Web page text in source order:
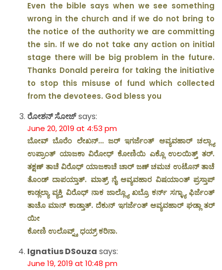
Even the bible says when we see something
wrong in the church and if we do not bring to
the notice of the authority we are committing
the sin. If we do not take any action on initial
stage there will be big problem in the future.
Thanks Donald pereira for taking the initiative
to stop this misuse of fund which collected
from the devotees. God bless you
ರೋಶನ್ ಸೋಜ್says:
June 20, 2019 at 4:53 pm
ಬೋವ್ ಬೊರೆಂ ಲೇಖನ್… ಜರ್ ಇಗರ್ಜೆಂತ್ ಆವ್ಯವಹಾರ್ ಚಲ್ಲ್ಯಾ
ಉಪ್ರಾಂತ್ ಯಾಜಕಾ ವಿರೋಧ್ ಕೋಣಿಯಿ ಎಕ್ಲೊ ಉಲಯಿತ್ತ್ ತರ್.
ತಕ್ಷಣ್ ತಾಚೆ ವಿರೊಧ್ ಯಾಜಕಾಚೆ ಚಾರ್ ಜಣ್ ಚಮಚ ಉಟೊನ್ ತಾಚೆ
ತೊಂಡ್ ದಾಪಯ್ತಾತ್. ಮಾತ್ರ್ ನೈ ಆವ್ಯವಹಾರ ವಿಷಯಾಂತ್ ಪ್ರಸ್ತಾಪ್
ಕಾಡ್ಲಲ್ಯಾ ವ್ಯಕ್ತಿ ವಿರೊಧ್ ನಾಕ ಜಾಲ್ಲ್ಯೊ ಖಬ್ರೊ ಕರ್ನ್ ಸಗ್ಳ್ಯಾ ಫಿರ್ಜೆಂತ್
ತಾಚೊ ಮಾನ್ ಕಾಡ್ತಾತ್. ದೆಕುನ್ ಇಗರ್ಜೆಂತ್ ಆವ್ಯವಹಾರ್ ಘಡ್ಲಾ ತರ್
ಯೀ
ಕೋಣಿ ಉಲೊವ್ನ್ಕ್ ಧಯ್ರ್ ಕರಿನಾ.
Ignatius DSouza says:
June 19, 2019 at 10:48 pm